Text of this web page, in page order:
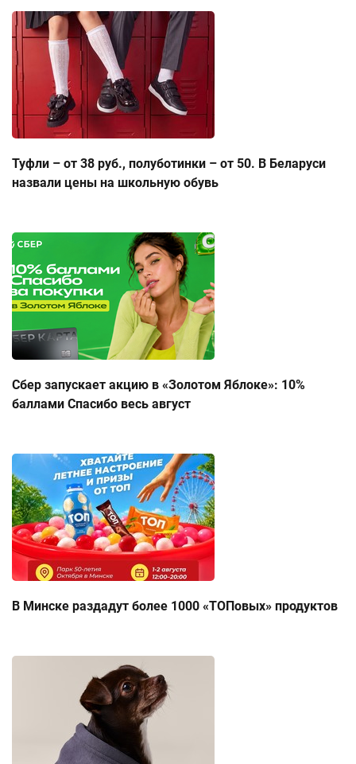
Туфли – от 38 руб., полуботинки – от 50. В Беларуси
назвали цены на школьную обувь
Сбер запускает акцию в «Золотом Яблоке»: 10%
баллами Спасибо весь август
В Минске раздадут более 1000 «ТОПовых» продуктов